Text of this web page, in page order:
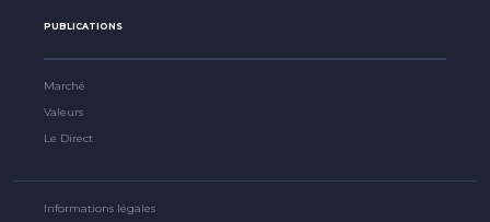
PUBLICATIONS
Marché
Valeurs
Le Direct
Informations légales